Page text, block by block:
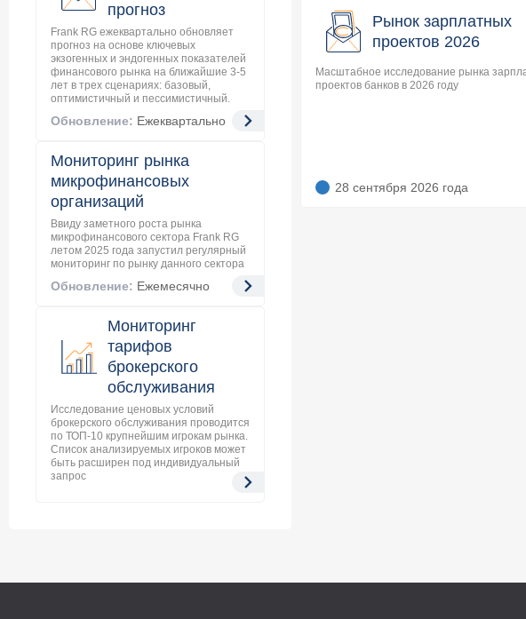
прогноз
Frank RG ежеквартально обновляет
прогноз на основе ключевых
экзогенных и эндогенных показателей
финансового рынка на ближайшие 3-5
лет в трех сценариях: базовый,
оптимистичный и пессимистичный.
Обновление: Ежеквартально
Мониторинг рынка
микрофинансовых
организаций
Ввиду заметного роста рынка
микрофинансового сектора Frank RG
летом 2025 года запустил регулярный
мониторинг по рынку данного сектора
Обновление: Ежемесячно
Мониторинг
тарифов
брокерского
обслуживания
Исследование ценовых условий
брокерского обслуживания проводится
по ТОП-10 крупнейшим игрокам рынка.
Список анализируемых игроков может
быть расширен под индивидуальный
запрос
Рынок зарплатных
проектов 2026
Масштабное исследование рынка
проектов банков в 2026 году
28 сентября 2026 года